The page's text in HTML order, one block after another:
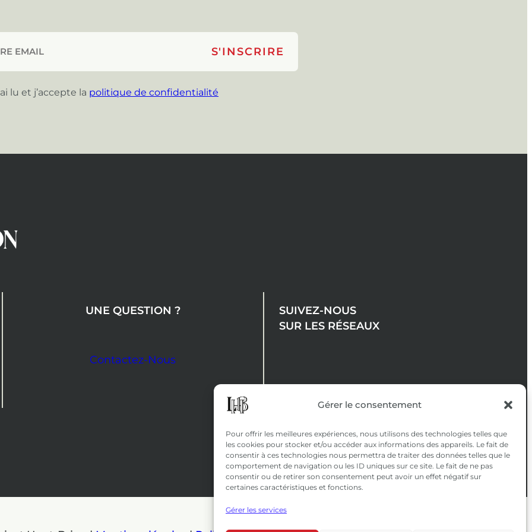
Gérer le consentement
Pour offrir les meilleures expériences, nous utilisons des technologies telles que
les cookies pour stocker et/ou accéder aux informations des appareils. Le fait de
consentir à ces technologies nous permettra de traiter des données telles que le
comportement de navigation ou les ID uniques sur ce site. Le fait de ne pas
consentir ou de retirer son consentement peut avoir un effet négatif sur
certaines caractéristiques et fonctions.
Gérer les services
lu et j’accepte la politique de confidentialité
UNE QUESTION ?
Contactez-Nous
SUIVEZ-NOUS
SUR LES RÉSEAUX